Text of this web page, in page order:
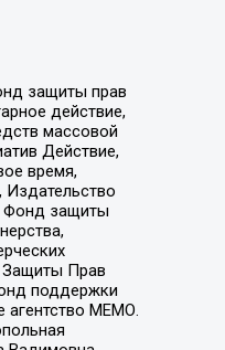
защиты прав
действие,
массовой
Действие,
время,
Фонд защиты
Защиты Прав
поддержки
агентство МЕМО.